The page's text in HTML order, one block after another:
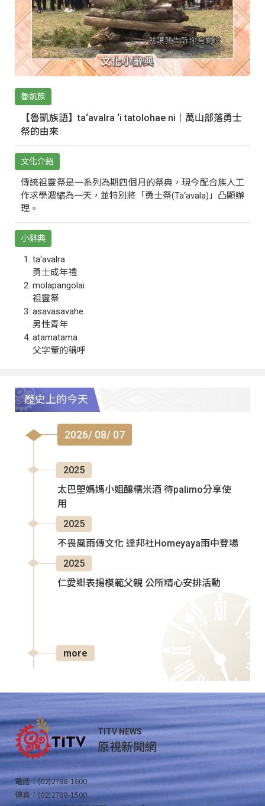
魯凱族
【魯凱族語】ta‘avalra ‘i tatolohae ni｜萬山部落勇士
祭的由來
文化介紹
傳統祖靈祭是一系列為期四個月的祭典，現今配合族人工
作求學濃縮為一天，並特別將「勇士祭(Ta‘avala)」凸顯辦
理。
小辭典
ta‘avalra
勇士成年禮
molapangolai
祖靈祭
asavasavahe
男性青年
atamatama
父字輩的稱呼
歷史上的今天
2026/ 08/ 07
2025
太巴塱媽媽小姐釀糯米酒 待palimo分享使
用
2025
不畏風雨傳文化 達邦社Homeyaya雨中登場
2025
仁愛鄉表揚模範父親 公所精心安排活動
more
TITV NEWS
原視新聞網
電話：(02)2788-1600
傳真：(02)2788-1500